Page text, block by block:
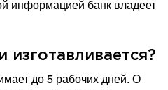
информацией банк владеет
изготавливается?
до 5 рабочих дней. О